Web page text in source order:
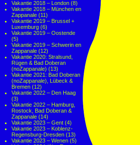
Vakantie 2018 – London (8)
Vakantie 2018 – München en
Zappanale (11)
Vakantie 2019 – Brussel +
Luxemburg (6)
Vakantie 2019 – Oostende
(5)
Vakantie 2019 – Schwerin en
Zappanale (12)
Vakantie 2020: Stralsund,
Rügen & Bad Doberan
(noZappanale) (13)
Vakantie 2021: Bad Doberan
(noZappanale), Lübeck &
Bremen (12)
Vakantie 2022 – Den Haag
(3)
Vakantie 2022 – Hamburg,
Rostock, Bad Doberan &
Zappanale (14)
Vakantie 2023 – Gent (4)
Vakantie 2023 – Koblenz-
Regensburg-Dresden (13)
Vakantie 2023 – Wenen (5)